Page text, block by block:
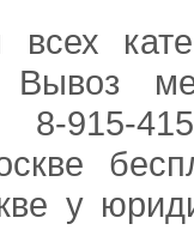
всех
Вывоз
915-
у